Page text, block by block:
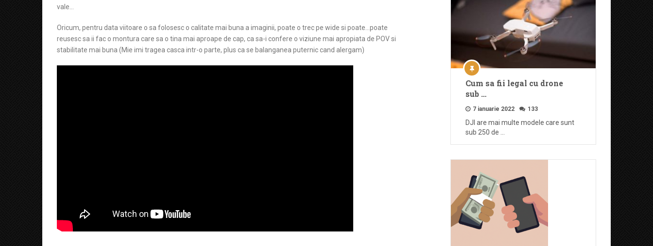
vale…
Oricum, pentru data viitoare o sa folosesc o calitate mai buna a imaginii, poate o trec pe wide si poate…poate
reusesc sa ii fac o montura care sa o tina mai aproape de cap, ca sa-i confere o viziune mai apropiata de POV si
stabilitate mai buna (Mie imi tragea casca intr-o parte, plus ca se balanganea puternic cand alergam)
Cum sa fii legal cu drone
sub …
7 ianuarie 2022 133
DJI are mai multe modele care sunt
sub 250 de …